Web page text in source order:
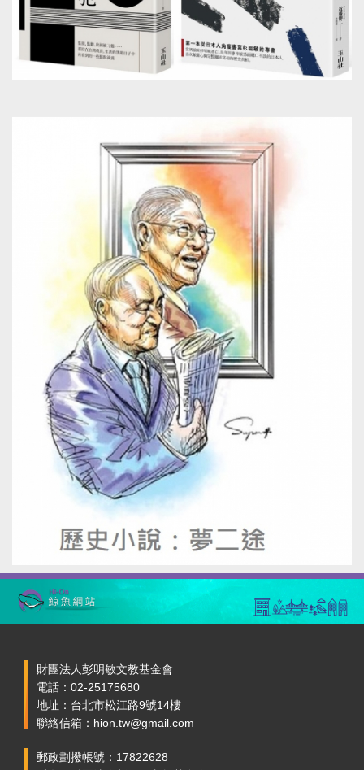
財團法人彭明敏文教基金會
電話：02-25175680
地址：台北市松江路9號14樓
聯絡信箱：hion.tw@gmail.com
郵政劃撥帳號：17822628